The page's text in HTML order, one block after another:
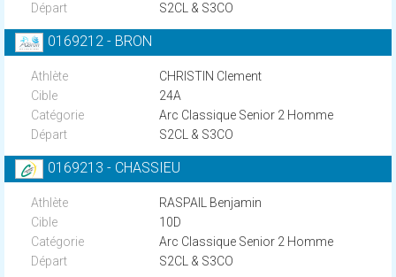
S2CL & S3CO
0169212 - BRON
CHRISTIN Clement
24A
Arc Classique Senior 2 Homme
S2CL & S3CO
0169213 - CHASSIEU
RASPAIL Benjamin
10D
Arc Classique Senior 2 Homme
S2CL & S3CO